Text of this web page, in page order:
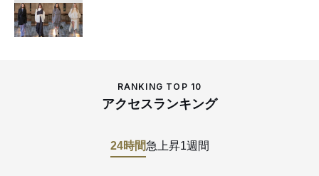
RANKING TOP 10
アクセスランキング
24時間急上昇1週間